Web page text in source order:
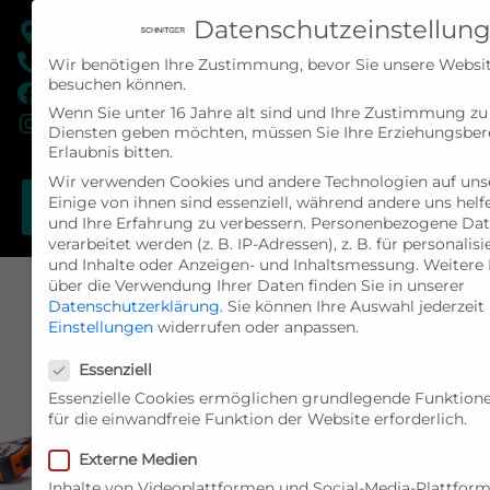
Dr.-Berns-Str. 4a-6 | 47441 Moers
02841-88142-0
Besuchen Sie uns auf Facebook
Instagram
Wir benötigen Ihre Zustimmung, bevor Sie unsere
besuchen können.
Wenn Sie unter 16 Jahre alt sind und Ihre Zustimmung
Diensten geben möchten, müssen Sie Ihre
Erlaubnis bitten.
Wir verwenden Cookies und andere Technologien auf
Einige von ihnen sind essenziell, während andere uns
und Ihre Erfahrung zu verbessern. Personenbezogene
verarbeitet werden (z. B. IP-Adressen), z. B. für
und Inhalte oder Anzeigen- und Inhaltsmessung. Weitere
über die Verwendung Ihrer Daten finden Sie in unserer
Datenschutzerklärung. Sie können Ihre Auswahl
Einstellungenwiderrufen oder anpassen.
Essenziell
Essenzielle Cookies ermöglichen grundlegende
für die einwandfreie Funktion der Website erforderlich.
Externe Medien